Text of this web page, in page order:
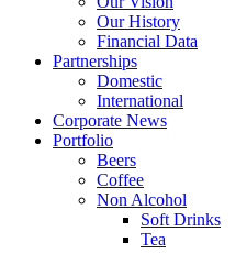
Our History
Financial Data
Partnerships
Domestic
International
Corporate News
Portfolio
Beers
Coffee
Non Alcohol
Soft Drinks
Tea